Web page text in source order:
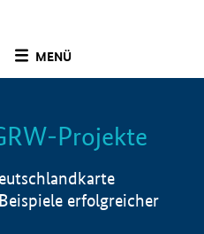
MENÜ
Info
Projekte
erfolgreicher